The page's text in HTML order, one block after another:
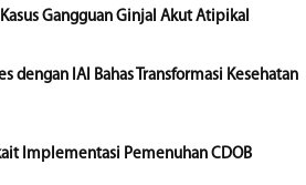
Gangguan Ginjal Akut Atipikal
dengan IAI Bahas Transformasi Kesehatan
Implementasi Pemenuhan CDOB